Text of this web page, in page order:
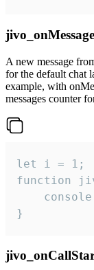
A new message
for the default chat
example, with
messages counter
let i = 1;
function
}